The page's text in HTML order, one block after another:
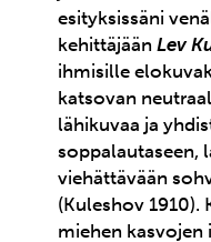
esityksissäni
kehittäjäänLev
ihmisille
katsovan
lähikuvaa ja
soppalautaseen,
viehättävään
(Kuleshov 1910).
miehen kasvojen